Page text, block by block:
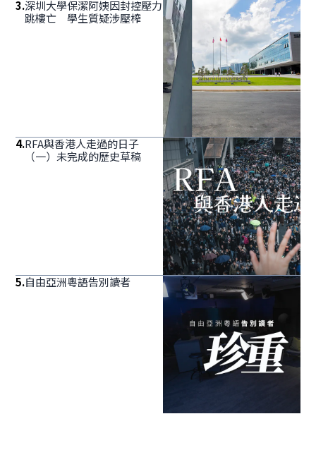
3.深圳大學保潔阿姨因封控壓力
跳樓亡 學生質疑涉壓榨
4.RFA與香港人走過的日子
（一）未完成的歷史草稿
5.自由亞洲粵語告別讀者